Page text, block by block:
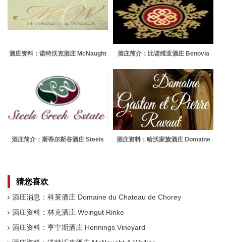
酒庄资料：诺特沃克酒庄 McNaught
酒庄简介：比诺维亚酒庄 Benovia
酒庄简介：斯蒂尔斯谷酒庄 Steels
酒庄资料：哈沃家族酒庄 Domaine
猜您喜欢
酒庄消息：科莱酒庄 Domaine du Chateau de Chorey
酒庄资料：林克酒庄 Weingut Rinke
酒庄资料：亨宁斯酒庄 Hennings Vineyard